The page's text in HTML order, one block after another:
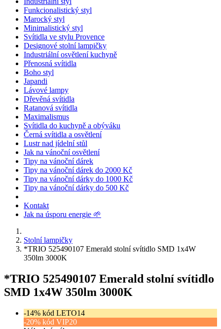
Funkcionalistický styl
Marocký styl
Minimalistický styl
Svítidla ve stylu Provence
Designové stolní lampičky
Industriální osvětlení kuchyně
Přenosná svítidla
Boho styl
Japandi
Lávové lampy
Dřevěná svítidla
Ratanová svítidla
Maximalismus
Svítidla do kuchyně a obýváku
Černá svítidla a osvětlení
Lustr nad jídelní stůl
Jak na vánoční osvětlení
Tipy na vánoční dárek
Tipy na vánoční dárek do 2000 Kč
Tipy na vánoční dárky do 1000 Kč
Tipy na vánoční dárky do 500 Kč
Kontakt
Jak na úsporu energie 🌱
Stolní lampičky
*TRIO 525490107 Emerald stolní svítidlo SMD 1x4W
350lm 3000K
*TRIO 525490107 Emerald stolní svítidlo
SMD 1x4W 350lm 3000K
-14% kód LETO14
-20% kód VIP20